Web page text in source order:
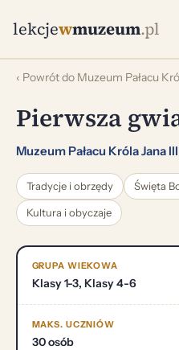
lekcjewmuzeum.pl
‹ Powrót do Muzeum Pałacu
Pierwsza
Muzeum Pałacu Króla Jana
Tradycje i obrzędy Święta
Kultura i obyczaje
GRUPA WIEKOWA
Klasy 1-3, Klasy 4-6
MAKS. UCZNIÓW
30 osób